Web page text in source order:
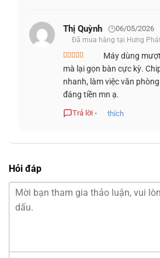
các thiết bị ngoại vi, cải thiện
gian thiết lập.
Thị Quỳnh 06/05/2026
Đã mua hàng tại Hưng
Được xếp
hạng55 sao
Máy dùng
mà lại gọn bàn cực kỳ.
nhanh, làm việc văn
đáng tiền mn ạ.
Trả lời • thích
Hỏi đáp